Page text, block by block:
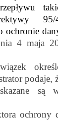
95/
ochronie
4 maja
podaje,
są